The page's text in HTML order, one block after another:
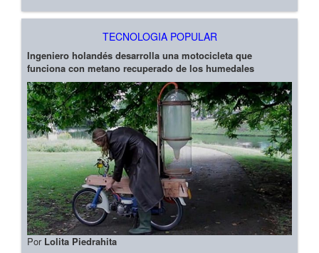
TECNOLOGIA POPULAR
Ingeniero holandés desarrolla una motocicleta que
funciona con metano recuperado de los humedales
Por Lolita Piedrahita